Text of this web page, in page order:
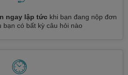
ngay lập tức khi bạn đang nộp đơn
bạn có bất kỳ câu hỏi nào